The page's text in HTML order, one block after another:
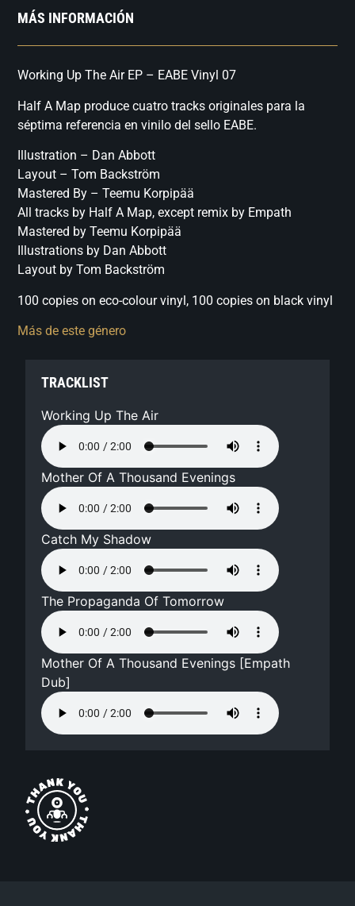
MÁS INFORMACIÓN
Working Up The Air EP – EABE Vinyl 07
Half A Map produce cuatro tracks originales para la
séptima referencia en vinilo del sello EABE.
Illustration – Dan Abbott
Layout – Tom Backström
Mastered By – Teemu Korpipää
All tracks by Half A Map, except remix by Empath
Mastered by Teemu Korpipää
Illustrations by Dan Abbott
Layout by Tom Backström
100 copies on eco-colour vinyl, 100 copies on black vinyl
Más de este género
TRACKLIST
Working Up The Air
Mother Of A Thousand Evenings
Catch My Shadow
The Propaganda Of Tomorrow
Mother Of A Thousand Evenings [Empath
Dub]